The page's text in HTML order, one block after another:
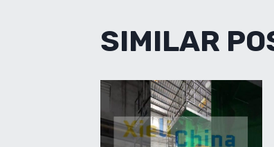
SIMILAR